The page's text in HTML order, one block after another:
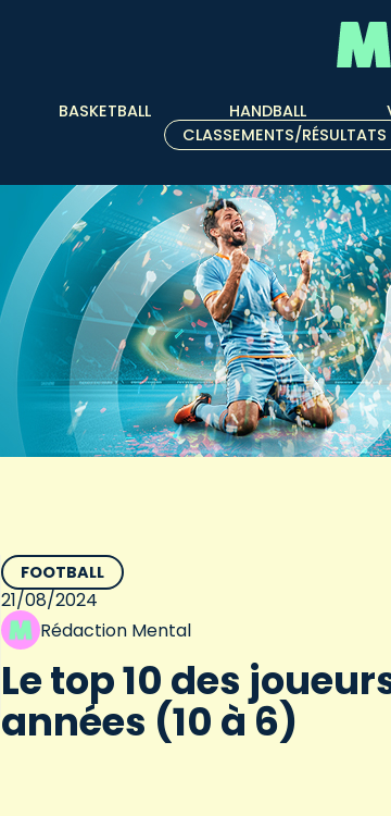
BASKETBALL HANDBALL
CLASSEMENTS/RÉSULTATS
FOOTBALL
21/08/2024
Rédaction Mental
Le top 10 des
années (10 à 6)